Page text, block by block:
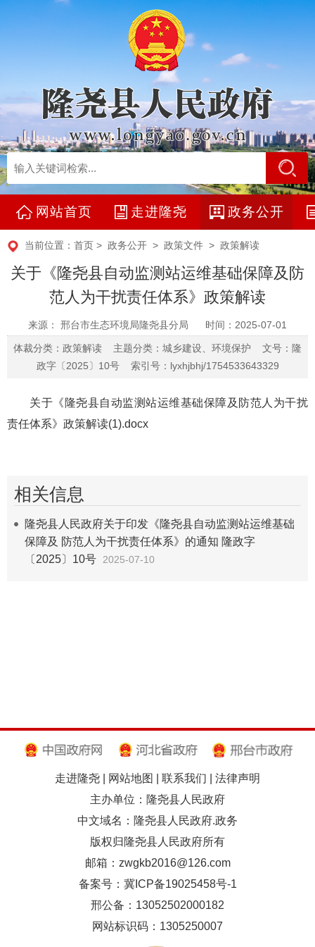
网站首页 走进隆尧 政务公开
当前位置： 首页 > 政务公开 > 政策文件 > 政策解读
关于《隆尧县自动监测站运维基础保障及防
范人为干扰责任体系》政策解读
来源： 邢台市生态环境局隆尧县分局 时间：2025-07-01
体裁分类：政策解读 主题分类：城乡建设、环境保护 文号：隆
政字〔2025〕10号 索引号：lyxhjbhj/1754533643329
关于《隆尧县自动监测站运维基础保障及防范人为干扰
责任体系》政策解读(1).docx
相关信息
隆尧县人民政府关于印发《隆尧县自动监测站运维基础
保障及 防范人为干扰责任体系》的通知 隆政字
〔2025〕10号
2025-07-10
走进隆尧 网站地图 联系我们
法律声明
主办单位：隆尧县人民政府
中文域名：隆尧县人民政府.政务
版权归隆尧县人民政府所有
邮箱：zwgkb2016@126.com
备案号：冀ICP备19025458号-1
邢公备：13052502000182
网站标识码：1305250007